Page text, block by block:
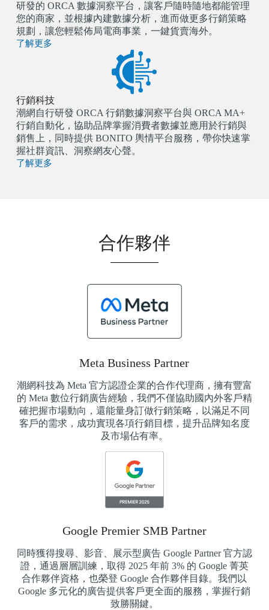
研發的 ORCA 數據洞察平台，讓客戶隨時隨地都能管理
您的商家，並根據內建數據分析，進而做更多行銷策略
規劃，讓您輕鬆佈局電商事業，一鍵貨賣海外。
了解更多
行銷科技
潮網自行研發 ORCA 行銷數據洞察平台與 ORCA MA+
行銷自動化，協助品牌掌握消費者數據並應用於行銷與
銷售上，同時提供 BONITO 輿情平台服務，帶你快速掌
握社群資訊、洞察網友心聲。
了解更多
合作夥伴
Meta Business Partner
潮網科技為 Meta 官方認證企業的合作代理商，擁有豐富
的 Meta 數位行銷廣告經驗，我們不僅協助國內外客戶精
確把握市場動向，還能量身訂做行銷策略，以滿足不同
客戶的需求，成功實現各項行銷目標，提升品牌知名度
及市場佔有率。
Google Premier SMB Partner
同時獲得搜尋、影音、展示型廣告 Google Partner 官方認
證，通過層層訓練，取得 2025 年前 3% 的 Google 菁英
合作夥伴資格，也榮登 Google 合作夥伴目錄。我們以
Google 多元化的廣告提供客戶更全面的服務，掌握行銷
致勝關鍵。